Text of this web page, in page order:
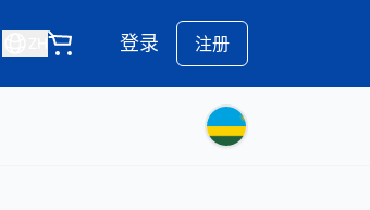
登录 注册